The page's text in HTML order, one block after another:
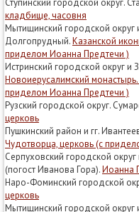
Ступинский городской округ.
кладбище, часовня
Мытищинский городской округ
Долгопрудный.Казанской
приделом Иоанна Предтечи )
Истринский городской округ и
Новоиерусалимский
приделом Иоанна Предтечи )
Рузский городской округ.
церковь
Пушкинский район и гг.
Чудотворца, церковь (с
Серпуховский городской
(погост Иванова Гора).Иоанна
Наро-Фоминский городской
церковь
Мытищинский городской